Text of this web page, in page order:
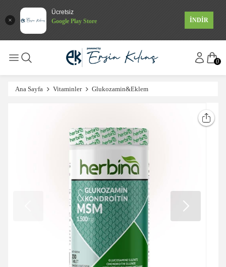
Ücretsiz
Google Play Store
İNDİR
0
Ana Sayfa Vitaminler Glukozamin&Eklem